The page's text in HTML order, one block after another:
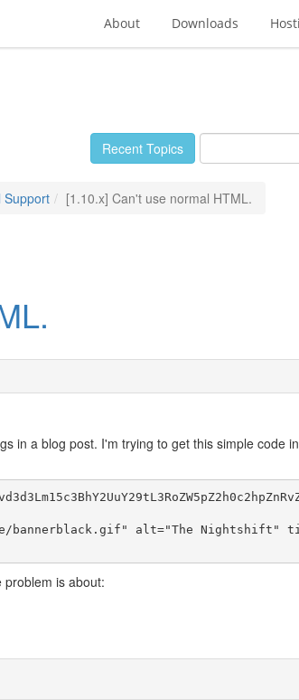
About Downloads
Recent Topics
Support [1.10.x] Can't use normal HTML.
in a blog post. I'm trying to get this simple code
bannerblack.gif" alt="The Nightshift"
is about: